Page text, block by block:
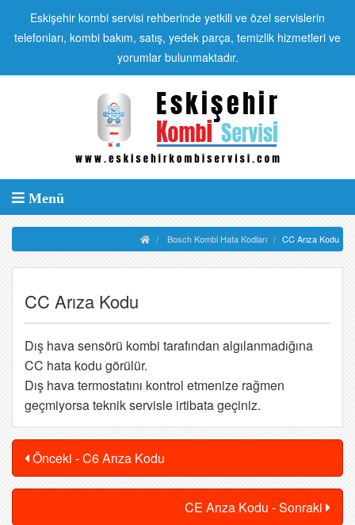
Eskişehir kombi servisi rehberinde yetkili ve özel servislerin
telefonları, kombi bakım, satış, yedek parça, temizlik hizmetleri ve
yorumlar bulunmaktadır.
Menü
Bosch Kombi Hata Kodları CC Arıza Kodu
CC Arıza Kodu
Dış hava sensörü kombi tarafından algılanmadığına
CC hata kodu görülür.
Dış hava termostatını kontrol etmenize rağmen
geçmiyorsa teknik servisle irtibata geçiniz.
Önceki - C6 Arıza Kodu
CE Arıza Kodu - Sonraki